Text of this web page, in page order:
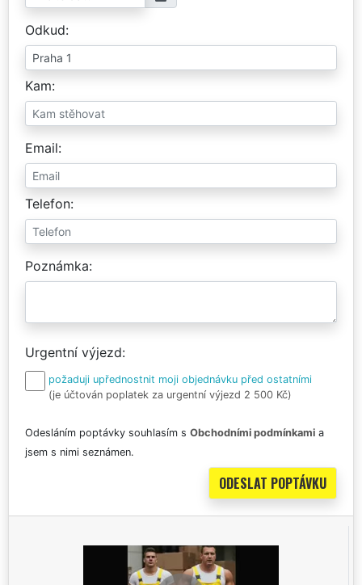
Odkud
Kam
Email
Telefon
Poznámka
Urgentní výjezd
požaduji upřednostnit moji objednávku před ostatními
(je účtován poplatek za urgentní výjezd 2 500 Kč)
Odesláním poptávky souhlasím s Obchodními podmínkami a
jsem s nimi seznámen.